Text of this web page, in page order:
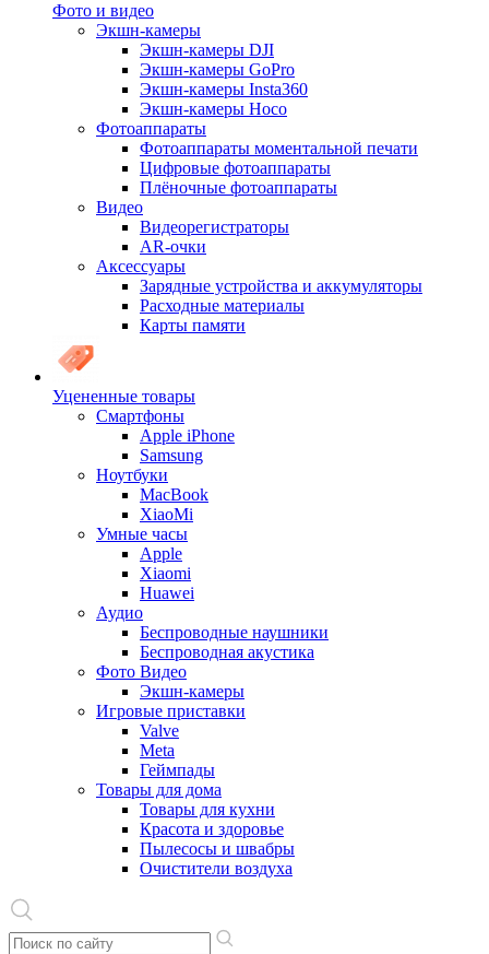
Фото и видео
Экшн-камеры
Экшн-камеры DJI
Экшн-камеры GoPro
Экшн-камеры Insta360
Экшн-камеры Hoco
Фотоаппараты
Фотоаппараты моментальной печати
Цифровые фотоаппараты
Плёночные фотоаппараты
Видео
Видеорегистраторы
AR-очки
Аксессуары
Зарядные устройства и аккумуляторы
Расходные материалы
Карты памяти
Уцененные товары
Cмартфоны
Apple iPhone
Samsung
Ноутбуки
MacBook
XiaoMi
Умные часы
Apple
Xiaomi
Huawei
Аудио
Беспроводные наушники
Беспроводная акустика
Фото Видео
Экшн-камеры
Игровые приставки
Valve
Meta
Геймпады
Товары для дома
Товары для кухни
Красота и здоровье
Пылесосы и швабры
Очистители воздуха